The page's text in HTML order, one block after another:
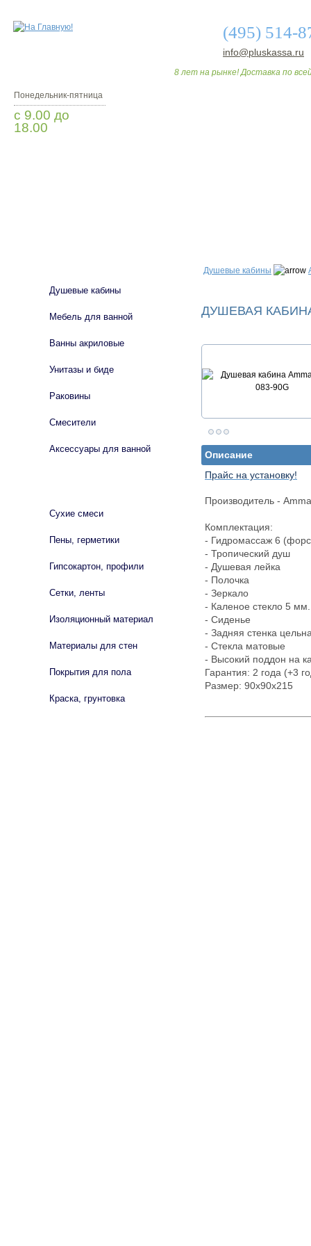
(495) 514-
info@pluskassa.ru
8 лет на рынке! Доставка по
Понедельник-пятница
с 9.00 до
18.00
Душевые кабины
ДУШЕВАЯ КАБИНА
Описание
Прайс на установку!
Производитель -
Комплектация:
- Гидромассаж 6
- Тропический душ
- Душевая лейка
- Полочка
- Зеркало
- Каленое стекло 5 мм.
- Сиденье
- Задняя стенка
- Стекла матовые
- Высокий поддон на
Гарантия: 2 года (+3
Размер: 90х90х215
Душевые кабины
Мебель для ванной
Ванны акриловые
Унитазы и биде
Раковины
Смесители
Аксессуары для ванной
Сухие смеси
Пены, герметики
Гипсокартон, профили
Сетки, ленты
Изоляционный материал
Материалы для стен
Покрытия для пола
Краска, грунтовка